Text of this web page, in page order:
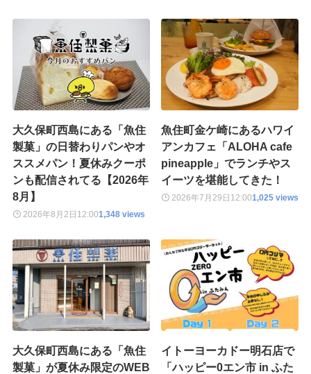
大久保町西島にある「魚住
製菓」の日替わりパンやオ
ススメパン！夏休みクーポ
ンも配信されてる【2026年
8月】
2026年8月2日 12:001,348 views
魚住町金ケ崎にあるハワイ
アンカフェ「ALOHA cafe
pineapple」でランチやス
イーツを堪能してきた！
2026年7月29日 12:001,025 views
大久保町西島にある「魚住
製菓」が夏休み限定のWEB
イトーヨーカドー明石店で
「ハッピー0エン市 in ふた